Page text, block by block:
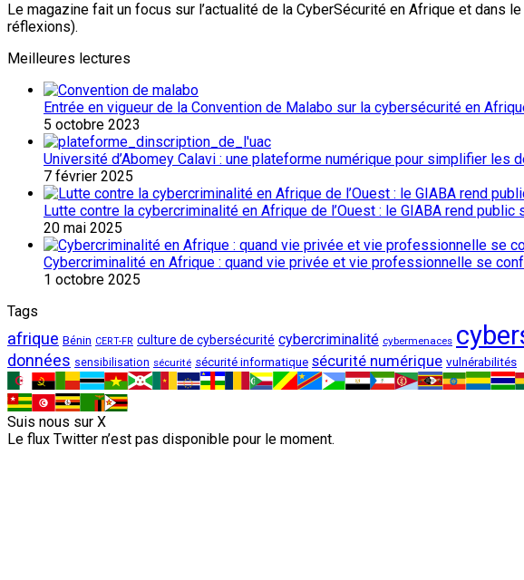
Le magazine fait un focus sur l’actualité de la CyberSécurité en Afrique et
réflexions).
Meilleures lectures
Entrée en vigueur de la Convention de Malabo sur la cybersécurité en
5 octobre 2023
Université d’Abomey Calavi : une plateforme numérique pour simplifier les
7 février 2025
Lutte contre la cybercriminalité en Afrique de l’Ouest : le GIABA rend public
20 mai 2025
Cybercriminalité en Afrique : quand vie privée et vie professionnelle se
1 octobre 2025
Tags
afrique Bénin CERT-FR culture de cybersécurité cybercriminalité cybermenaces
données sensibilisation sécurité sécurité informatique sécurité numérique vulnérabilités
Suis nous sur X
Le flux Twitter n’est pas disponible pour le moment.